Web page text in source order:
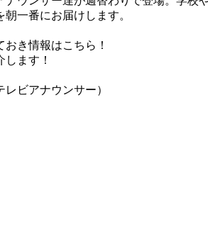
朝一番にお届けします。
き情報はこちら！
します！
ビアナウンサー）